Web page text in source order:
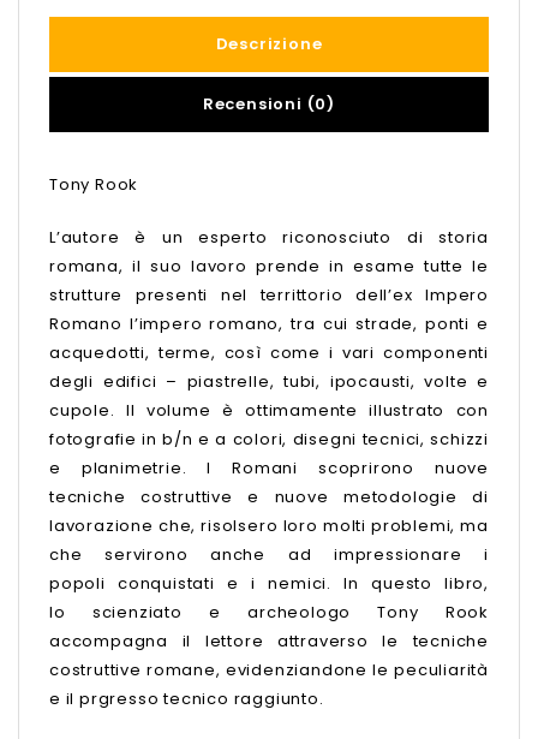
Descrizione
Recensioni (0)
Tony Rook
L’autore è un esperto riconosciuto di storia
romana, il suo lavoro prende in esame tutte le
strutture presenti nel territtorio dell’ex Impero
Romano l’impero romano, tra cui strade, ponti e
acquedotti, terme, così come i vari componenti
degli edifici – piastrelle, tubi, ipocausti, volte e
cupole. Il volume è ottimamente illustrato con
fotografie in b/n e a colori, disegni tecnici, schizzi
e planimetrie. I Romani scoprirono nuove
tecniche costruttive e nuove metodologie di
lavorazione che, risolsero loro molti problemi, ma
che servirono anche ad impressionare i
popoli conquistati e i nemici. In questo libro,
lo scienziato e archeologo Tony Rook
accompagna il lettore attraverso le tecniche
costruttive romane, evidenziandone le peculiarità
e il prgresso tecnico raggiunto.